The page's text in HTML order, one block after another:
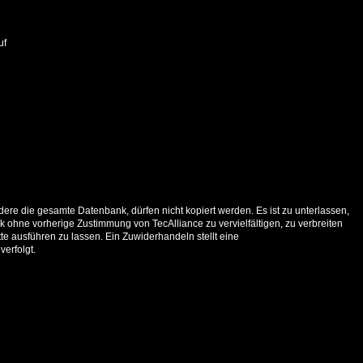
die gesamte Datenbank, dürfen nicht kopiert werden. Es ist zu unterlassen,
ohne vorherige Zustimmung von TecAlliance zu vervielfältigen, zu verbreiten
ausführen zu lassen. Ein Zuwiderhandeln stellt eine